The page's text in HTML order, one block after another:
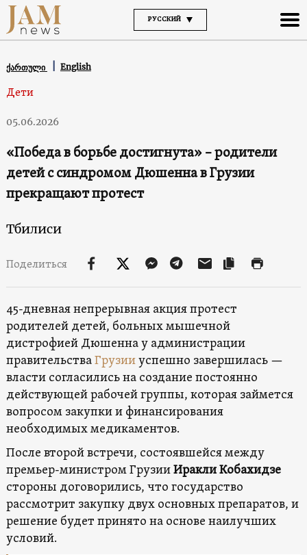
РУССКИЙ
ქართული English
Дети
05.06.2026
«Победа в борьбе достигнута» – родители
детей с синдромом Дюшенна в Грузии
прекращают протест
Тбилиси
Поделиться
45-дневная непрерывная акция протест
родителей детей, больных мышечной
дистрофией Дюшенна у администрации
правительстваГрузииуспешно завершилась —
власти согласились на создание постоянно
действующей рабочей группы, которая займется
вопросом закупки и финансирования
необходимых медикаментов.
После второй встречи, состоявшейся между
премьер-министром ГрузииИракли Кобахидзе
стороны договорились, что государство
рассмотрит закупку двух основных препаратов, и
решение будет принято на основе наилучших
условий.